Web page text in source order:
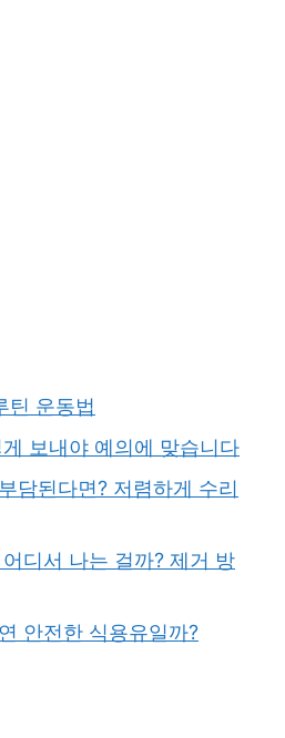
틴 운동법
보내야 예의에 맞습니다
담된다면? 저렴하게 수리
디서 나는 걸까? 제거 방
안전한 식용유일까?